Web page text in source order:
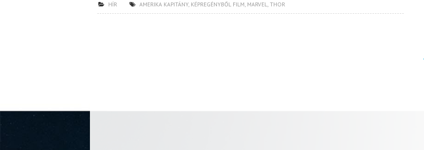
HÍR AMERIKA KAPITÁNY, KÉPREGÉNYBŐL FILM, MARVEL, THOR